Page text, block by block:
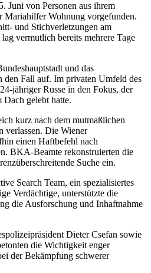
Juni von Personen aus ihrem
Mariahilfer Wohnung vorgefunden.
und Stichverletzungen am
vermutlich bereits mehrere Tage
und das
den Fall auf. Im privaten Umfeld des
jähriger Russe in den Fokus, der
Dach gelebt hatte.
kurz nach dem mutmaßlichen
verlassen. Die Wiener
einen Haftbefehl nach
BKA-Beamte rekonstruierten die
Suche ein.
Search Team, ein spezialisiertes
Verdächtige, unterstützte die
die Ausforschung und Inhaftnahme
Dieter Csefan sowie
die Wichtigkeit enger
der Bekämpfung schwerer